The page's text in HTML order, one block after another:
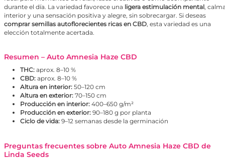
durante el día. La variedad favorece una ligera estimulación mental,
interior y una sensación positiva y alegre, sin sobrecargar. Si deseas
comprar semillas autoflorecientes ricas en CBD, esta variedad es una
elección totalmente acertada.
Resumen – Auto Amnesia Haze CBD
THC: aprox. 8–10 %
CBD: aprox. 8–10 %
Altura en interior: 50–120 cm
Altura en exterior: 70–150 cm
Producción en interior: 400–650 g/m²
Producción en exterior: 90–180 g por planta
Ciclo de vida: 9–12 semanas desde la germinación
Preguntas frecuentes sobre Auto Amnesia Haze CBD de
Linda Seeds